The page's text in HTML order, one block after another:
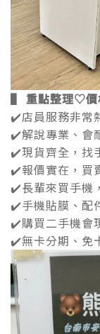
▌ 重點整理♡
✔️店員服務非常
✔️解說專業、會
✔️現貨齊全，找
✔️報價實在，買
✔️長輩來買手機
✔️手機貼膜、配
✔️購買二手機會
✔️無卡分期、免